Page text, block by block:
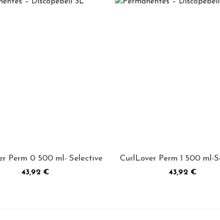
Perm 0 500 ml- Selective
Precio
43,92 €
CurlLover Perm 1 500 ml-
Precio
43,92 €